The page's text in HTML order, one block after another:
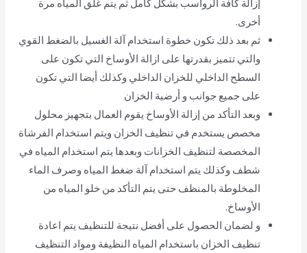
إزالة كافة الرواسب بشكل كامل ثم يتم غلق المياه مرة
أخرى.
ثم بعد ذلك تكون خطوة استخدام آلة الغسيل بالضغط القوي
والتي تتميز بقدرتها على ازالة الأوساخ التي تكون على
السطح الداخلي للخزان الداخلي وكذلك أيضا التي تكون
على جميع جوانب و أرضية الخزان
وبعد التأكد من إزالة الأوساخ يقوم العمال بتجهيز محلول
مخصص يستخدم في تنظيف الخزان ويتم استخدام الفرشاة
المخصصة لتنظيف الخزانات وبعدها يتم استخدام المياه في
شطف وكذلك يتم استخدام آلة ضغط المياه وصرف الماء
المخلوطة بالمنظف حتى يتم التأكد من خلو المياه من
الأوساخ.
و لضمان الحصول على أفضل نتيجة للتنظيف يتم اعادة
تنظيف الخزان باستخدام المياه النظيفة ومواد التنظيف